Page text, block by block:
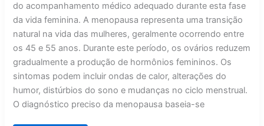
do acompanhamento médico adequado durante esta fase
da vida feminina. A menopausa representa uma transição
natural na vida das mulheres, geralmente ocorrendo entre
os 45 e 55 anos. Durante este período, os ovários reduzem
gradualmente a produção de hormônios femininos. Os
sintomas podem incluir ondas de calor, alterações do
humor, distúrbios do sono e mudanças no ciclo menstrual.
O diagnóstico preciso da menopausa baseia-se